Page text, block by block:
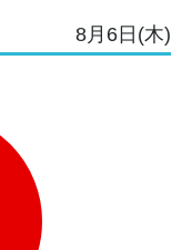
8月6日(木)